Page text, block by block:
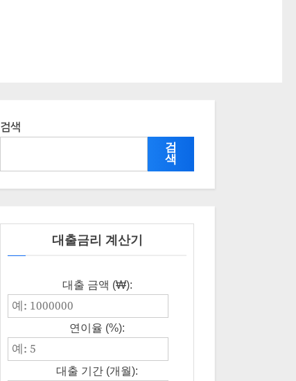
검색
검
색
대출금리 계산기
대출 금액 (₩):
연이율 (%):
대출 기간 (개월):